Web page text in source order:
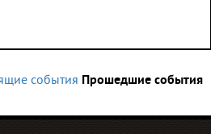
события Прошедшие события